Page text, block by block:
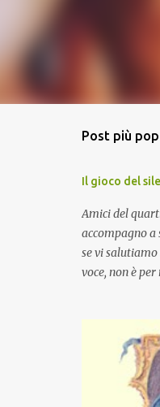
Post più
Il gioco del
Amici del
accompagno a
se vi salutiamo
voce, non è